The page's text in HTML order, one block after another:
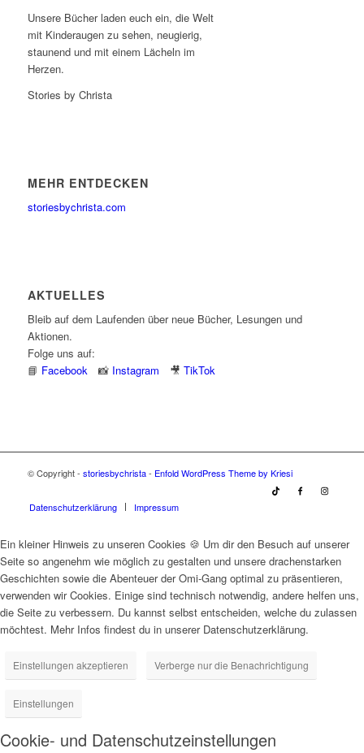
Unsere Bücher laden euch ein, die Welt
mit Kinderaugen zu sehen, neugierig,
staunend und mit einem Lächeln im
Herzen.
Stories by Christa
MEHR ENTDECKEN
storiesbychrista.com
AKTUELLES
Bleib auf dem Laufenden über neue Bücher, Lesungen und
Aktionen.
Folge uns auf:
📘 Facebook📸 Instagram 🎥 TikTok
© Copyright - storiesbychrista- Enfold WordPress Theme by Kriesi
Datenschutzerklärung Impressum
Ein kleiner Hinweis zu unseren Cookies 🍪 Um dir den Besuch auf unserer
Seite so angenehm wie möglich zu gestalten und unsere drachenstarken
Geschichten sowie die Abenteuer der Omi-Gang optimal zu präsentieren,
verwenden wir Cookies. Einige sind technisch notwendig, andere helfen uns,
die Seite zu verbessern. Du kannst selbst entscheiden, welche du zulassen
möchtest. Mehr Infos findest du in unserer Datenschutzerklärung.
Einstellungen akzeptieren Verberge nur die Benachrichtigung
Einstellungen
Cookie- und Datenschutzeinstellungen